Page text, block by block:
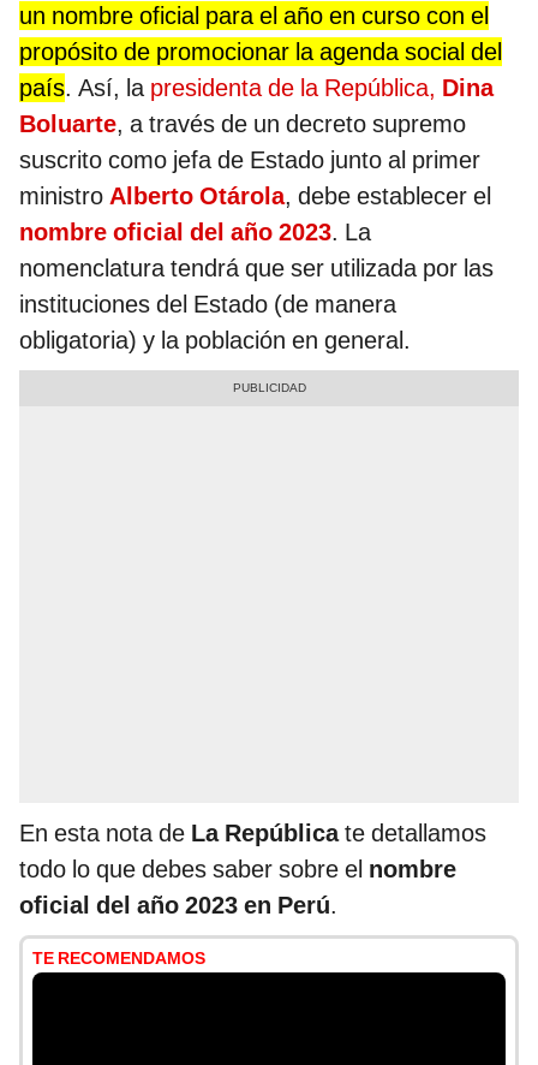
un nombre oficial para el año en curso con el
propósito de promocionar la agenda social del
país. Así, la presidenta de la República, Dina
Boluarte, a través de un decreto supremo
suscrito como jefa de Estado junto al primer
ministro Alberto Otárola, debe establecer el
nombre oficial del año 2023. La
nomenclatura tendrá que ser utilizada por las
instituciones del Estado (de manera
obligatoria) y la población en general.
En esta nota de La Repúblicate detallamos
todo lo que debes saber sobre el nombre
oficial del año 2023 en Perú.
TE RECOMENDAMOS